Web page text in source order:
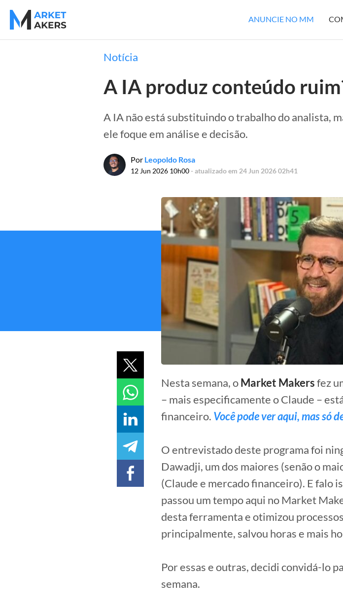
ANUNCIE NO MM
Notícia
A IA produz conteúdo
A IA não está substituindo o trabalho do analista,
ele foque em análise e decisão.
Por Leopoldo Rosa
12 Jun 2026 10h00- atualizado em 24 Jun 2026 02h41
Nesta semana, oMarket Makersfez
– mais especificamente o Claude –
financeiro. Você pode ver aqui, mas só
O entrevistado deste programa foi
Dawadji, um dos maiores (senão o
(Claude e mercado financeiro). E falo
passou um tempo aqui no Market
desta ferramenta e otimizou
principalmente, salvou horas e mais
Por essas e outras, decidi convidá-lo
semana.